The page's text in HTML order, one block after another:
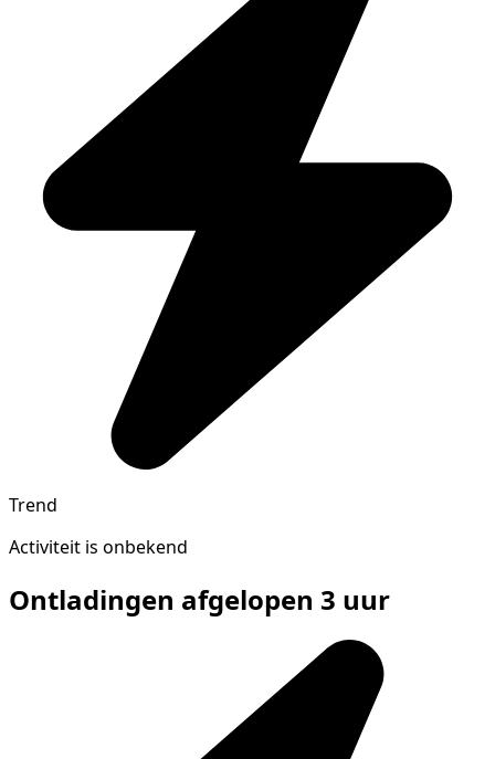
Trend
Activiteit is onbekend
Ontladingen afgelopen 3 uur